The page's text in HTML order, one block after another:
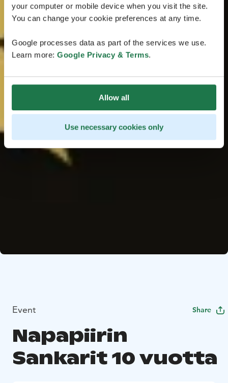
your computer or mobile device when you visit the site.
You can change your cookie preferences at any time.
Google processes data as part of the services we use.
Learn more: Google Privacy & Terms.
Allow all
Use necessary cookies only
Event Share
Napapiirin
Sankarit 10 vuotta